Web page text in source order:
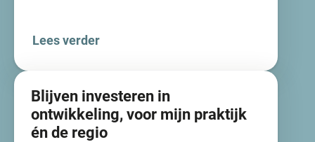
Lees verder
Blijven investeren in
ontwikkeling, voor mijn praktijk
én de regio